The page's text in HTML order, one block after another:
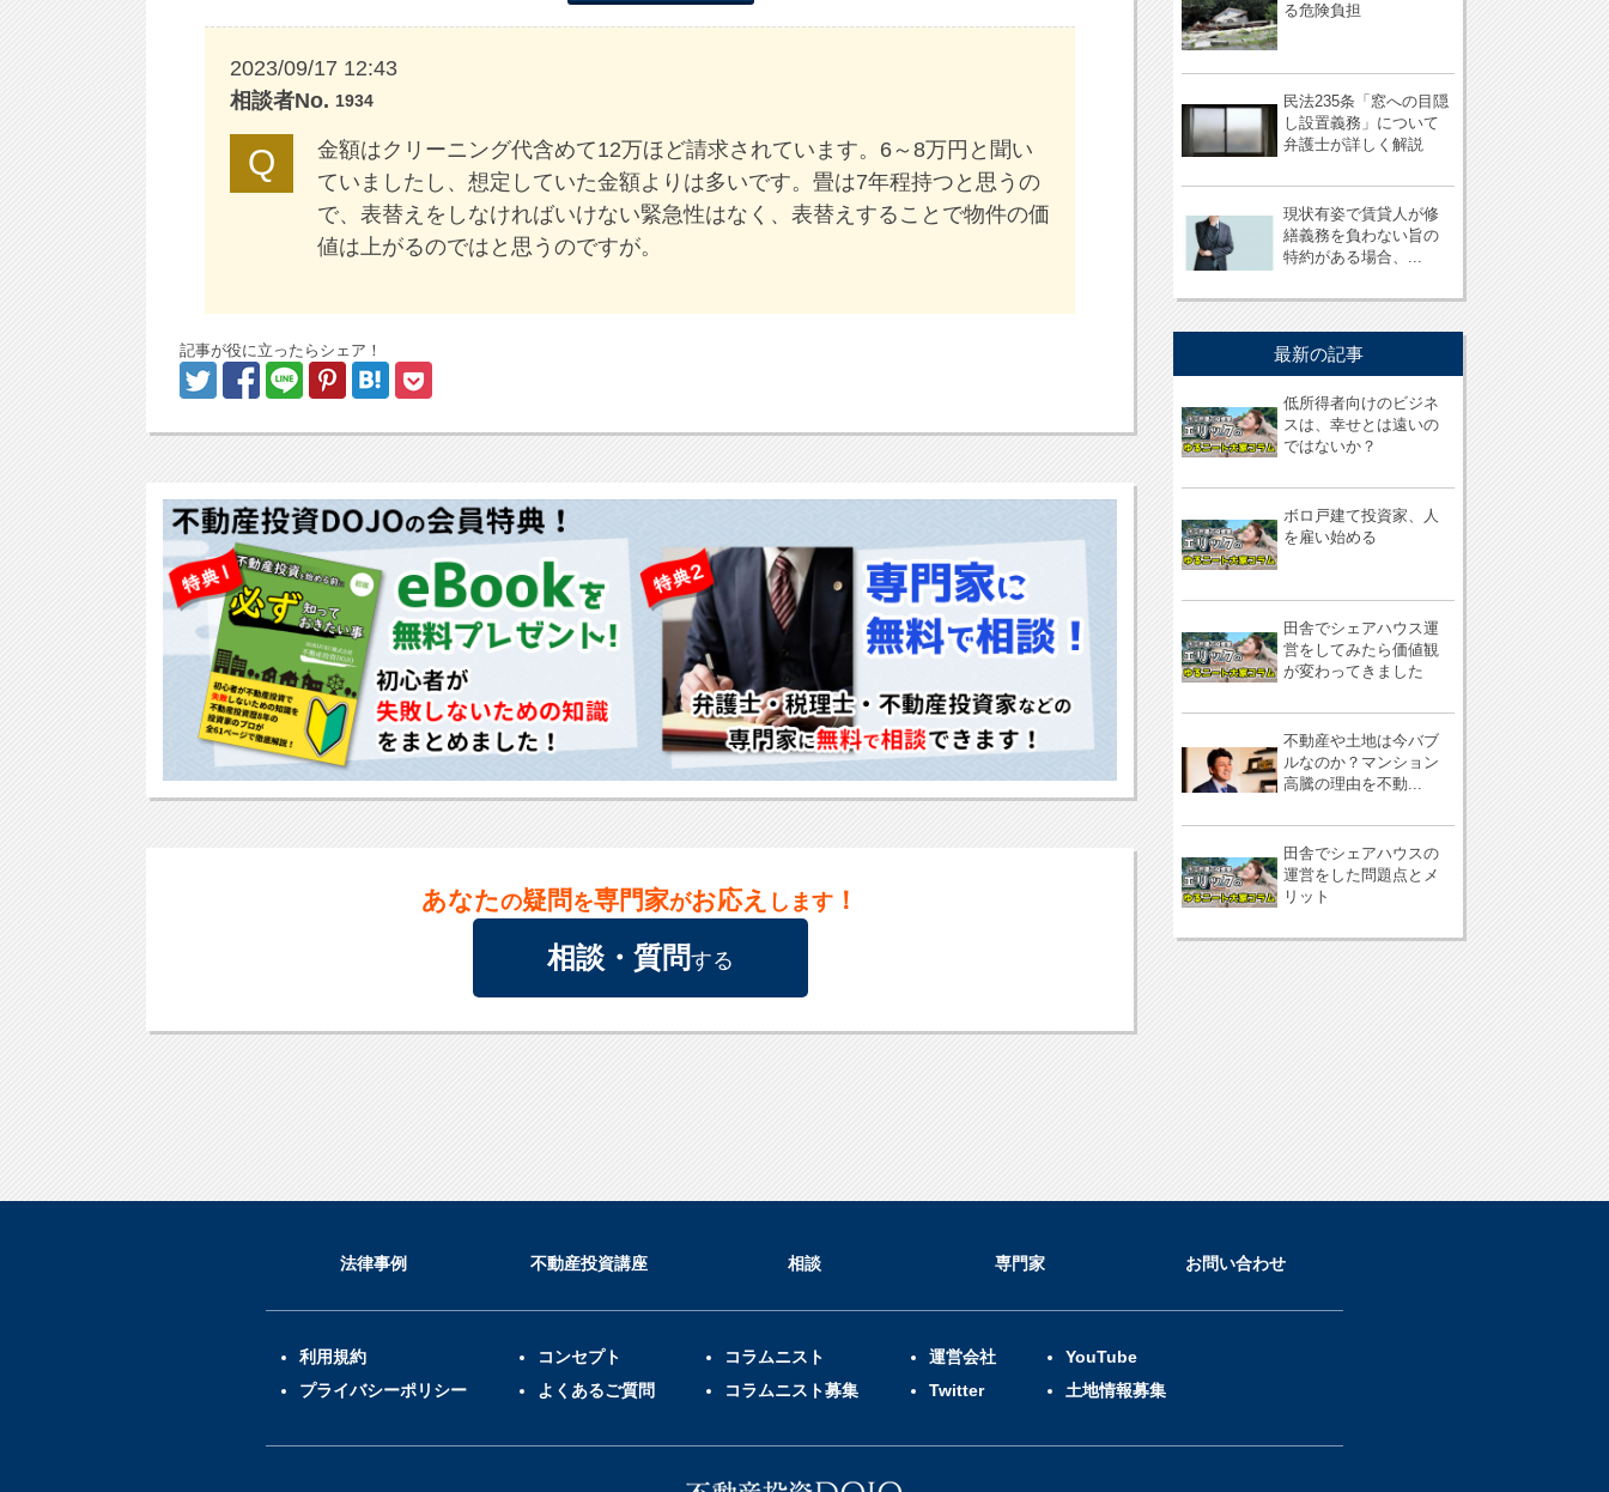
2023/09/17 12:43
相談者No. 1934
金額はクリーニング代含めて12万ほど請求されています。6～8万円と聞い
ていましたし、想定していた金額よりは多いです。畳は7年程持つと思うの
で、表替えをしなければいけない緊急性はなく、表替えすることで物件の価
値は上がるのではと思うのですが。
記事が役に立ったらシェア！
あなたの疑問 を専門家がお応え します ！
相談・質問する
る危険負担
民法235条「窓への目隠
し設置義務」について
弁護士が詳しく解説
現状有姿で賃貸人が修
繕義務を負わない旨の
特約がある場合、...
最新の記事
低所得者向けのビジネ
スは、幸せとは遠いの
ではないか？
ボロ戸建て投資家、人
を雇い始める
田舎でシェアハウス運
営をしてみたら価値観
が変わってきました
不動産や土地は今バブ
ルなのか？マンション
高騰の理由を不動...
田舎でシェアハウスの
運営をした問題点とメ
リット
法律事例 不動産投資講座 相談 専門家 お問い合わせ
利用規約
プライバシーポリシー
コンセプト
よくあるご質問
コラムニスト
コラムニスト募集
運営会社
Twitter
YouTube
土地情報募集